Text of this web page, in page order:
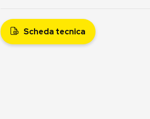
Scheda tecnica